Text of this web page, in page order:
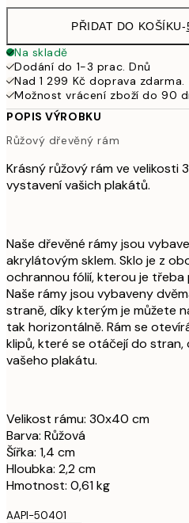
PŘIDAT DO KOŠÍKU-
Na skladě
Dodání do 1-3 prac. Dnů
Nad 1 299 Kč doprava zdarma.
Možnost vrácení zboží do 90
POPIS VÝROBKU
Růžový dřevěný rám
Krásný růžový rám ve velikosti
vystavení vašich plakátů.
Naše dřevěné rámy jsou
akrylátovým sklem. Sklo je z
ochrannou fólií, kterou je
Naše rámy jsou vybaveny
straně, díky kterým je můžete
tak horizontálně. Rám se
klipů, které se otáčejí do stran,
vašeho plakátu.
Velikost rámu: 30x40 cm
Barva: Růžová
Šířka: 1,4 cm
Hloubka: 2,2 cm
Hmotnost: 0,61 kg
AAPI-50401